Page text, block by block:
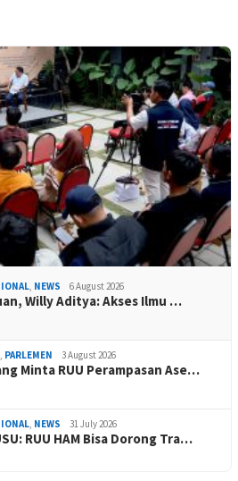
, NEWS 6 August 2026
Willy Aditya: Akses Ilmu …
, PARLEMEN 3 August 2026
Minta RUU Perampasan Ase…
, NEWS 31 July 2026
RUU HAM Bisa Dorong Tra…